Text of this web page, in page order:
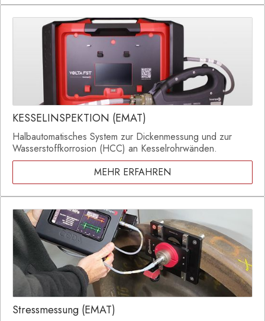
KESSELINSPEKTION (EMAT)
Halbautomatisches System zur Dickenmessung und zur
Wasserstoffkorrosion (HCC) an Kesselrohrwänden.
MEHR ERFAHREN
Stressmessung (EMAT)